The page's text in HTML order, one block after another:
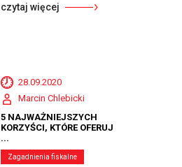
czytaj więcej
28.09.2020
Marcin Chlebicki
5 NAJWAŻNIEJSZYCH
KORZYŚCI, KTÓRE OFERUJ
...
Zagadnienia fiskalne